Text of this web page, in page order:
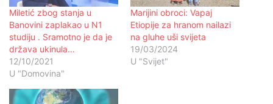
Miletić zbog stanja u
Banovini zaplakao u N1
studiju . Sramotno je da je
država ukinula…
12/10/2021
U "Domovina"
Marijini obroci: Vapaj
Etiopije za hranom nailazi
na gluhe uši svijeta
19/03/2024
U "Svijet"